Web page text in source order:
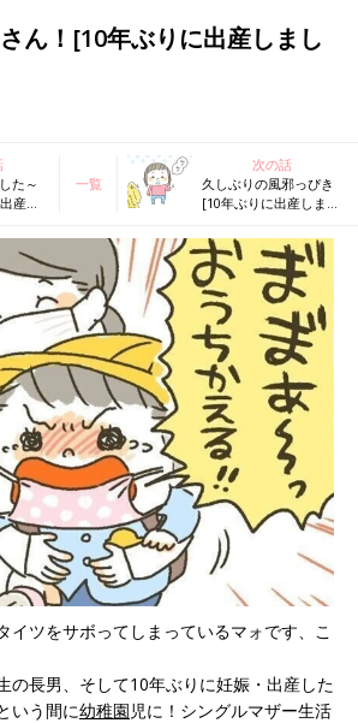
ん！[10年ぶりに出産しまし
た～
産し
一覧
次の話
久しぶりの風邪っぴき
[10年ぶりに出産しまし
イツをサボってしまっているマォです、こ
の長男、そして10年ぶりに妊娠・出産した
いう間に幼稚園児に！シングルマザー生活